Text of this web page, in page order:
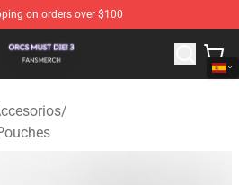
on orders over $100
- Official Orcs Must Die! 3
/